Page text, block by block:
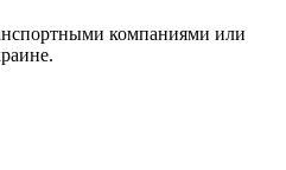
компаниями или